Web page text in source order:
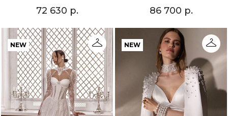
72 630 р. 86 700 р.
NEW NEW